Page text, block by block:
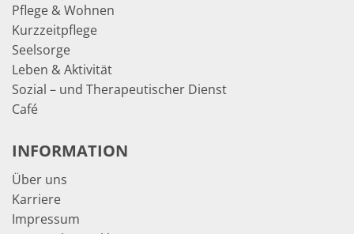
Pflege & Wohnen
Kurzzeitpflege
Seelsorge
Leben & Aktivität
Sozial – und Therapeutischer Dienst
Café
INFORMATION
Über uns
Karriere
Impressum